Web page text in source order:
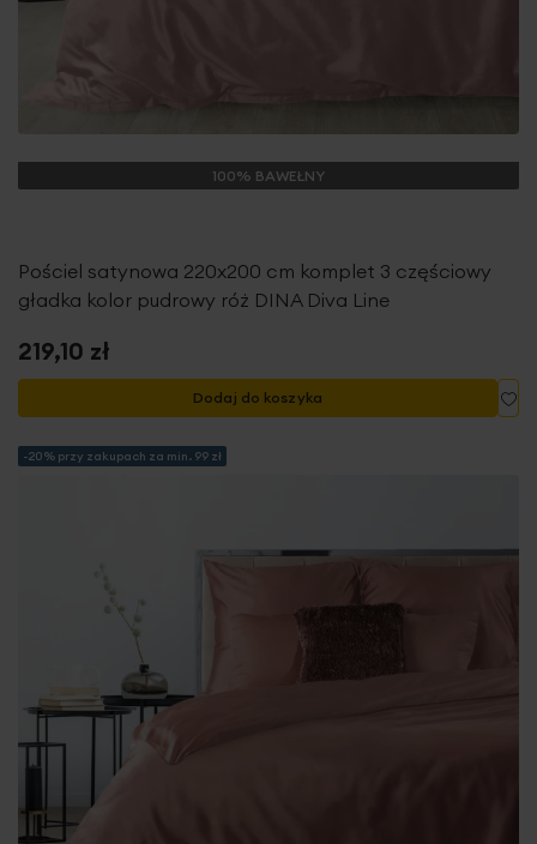
100% BAWEŁNY
Pościel satynowa 220x200 cm komplet 3 częściowy
gładka kolor pudrowy róż DINA Diva Line
219,10 zł
Dodaj do koszyka
-20% przy zakupach za min. 99 zł